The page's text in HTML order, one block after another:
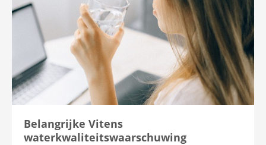
Belangrijke Vitens
waterkwaliteitswaarschuwing